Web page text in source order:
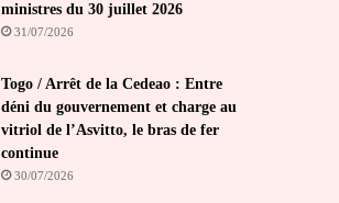
ministres du 30 juillet 2026
31/07/2026
Togo / Arrêt de la Cedeao : Entre
déni du gouvernement et charge au
vitriol de l’Asvitto, le bras de fer
continue
30/07/2026